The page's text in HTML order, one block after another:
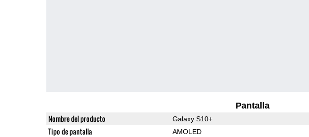
Pantalla
Nombre del producto Galaxy S10+
Tipo de pantalla AMOLED